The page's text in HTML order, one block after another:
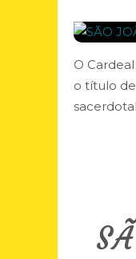
O
o título